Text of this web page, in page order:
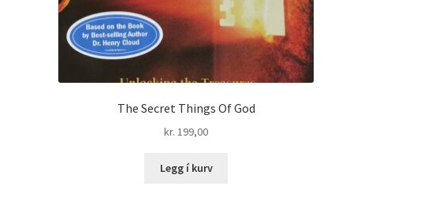
The Secret Things Of God
kr. 199,00
Legg í kurv